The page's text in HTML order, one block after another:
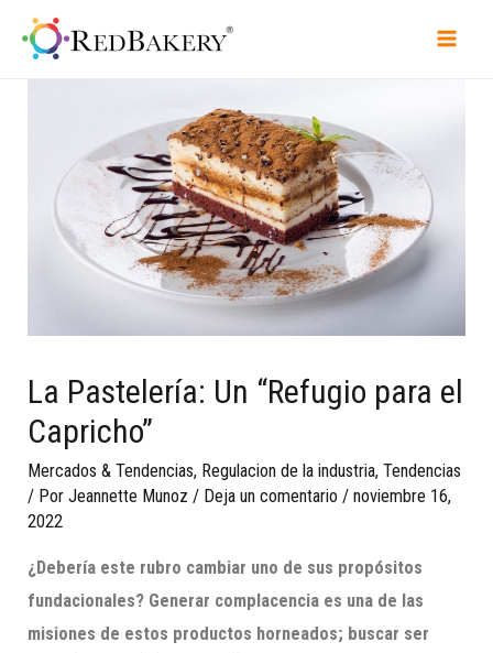
La Pastelería: Un “Refugio para el
Capricho”
Mercados & Tendencias, Regulacion de la industria,Tendencias
/ PorJeannette Munoz / Deja un comentario /noviembre 16,
2022
¿Debería este rubro cambiar uno de sus propósitos
fundacionales? Generar complacencia es una de las
misiones de estos productos horneados; buscar ser